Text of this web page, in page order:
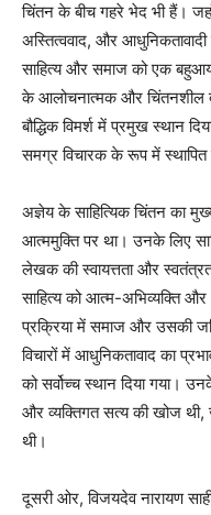
चिंतन के बीच गहरे भेद भी हैं।
अस्तित्ववाद, और
साहित्य और समाज को एक
के आलोचनात्मक और
बौद्धिक विमर्श में प्रमुख स्थान
समग्र विचारक के रूप में स्थापित
अज्ञेय के साहित्यिक चिंतन का
आत्ममुक्ति पर था। उनके लिए
लेखक की स्वायत्तता और
साहित्य को आत्म-अभिव्यक्ति
प्रक्रिया में समाज और उसकी
विचारों में आधुनिकतावाद का
को सर्वोच्च स्थान दिया गया।
और व्यक्तिगत सत्य की खोज थी,
थी।
दूसरी ओर, विजयदेव नारायण